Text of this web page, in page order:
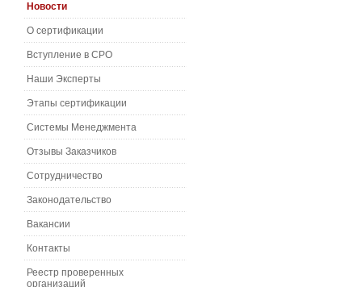
Новости
О сертификации
Вступление в СРО
Наши Эксперты
Этапы сертификации
Системы Менеджмента
Отзывы Заказчиков
Сотрудничество
Законодательство
Вакансии
Контакты
Реестр проверенных
организаций